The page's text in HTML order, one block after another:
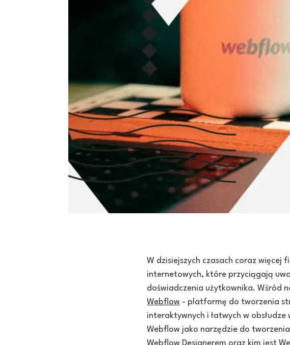
W dzisiejszych czasach coraz więcej
internetowych, które przyciągają
doświadczenia użytkownika. Wśród
Webflow - platformę do tworzenia
interaktywnych i łatwych w
Webflow jako narzędzie do
Webflow Designerem oraz kim jest